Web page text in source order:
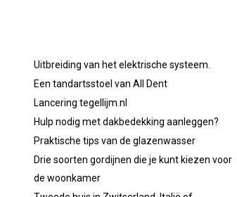
Uitbreiding van het elektrische systeem.
Een tandartsstoel van All Dent
Lancering tegellijm.nl
Hulp nodig met dakbedekking aanleggen?
Praktische tips van de glazenwasser
Drie soorten gordijnen die je kunt kiezen voor
de woonkamer